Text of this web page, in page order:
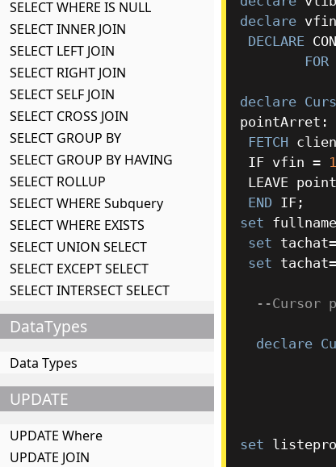
SELECT WHERE IS NULL
SELECT INNER JOIN
SELECT LEFT JOIN
SELECT RIGHT JOIN
SELECT SELF JOIN
SELECT CROSS JOIN
SELECT GROUP BY
SELECT GROUP BY HAVING
SELECT ROLLUP
SELECT WHERE Subquery
SELECT WHERE EXISTS
SELECT UNION SELECT
SELECT EXCEPT SELECT
SELECT INTERSECT SELECT
DataTypes
Data Types
UPDATE
UPDATE Where
UPDATE JOIN
declare
DECLARE
FOR
declare
pointArret:
FETCH
IF vfin = 1
END
set
set tachat=
set tachat=
--Cursor
declare
set